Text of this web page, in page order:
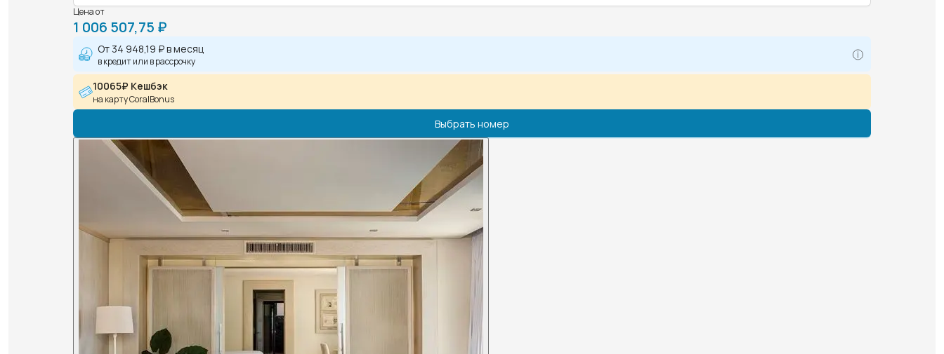
Цена от
1 006 507,75 ₽
От 34 948,19 ₽в месяц
в кредит или в рассрочку
10065₽ Кешбэк
на карту CoralBonus
Выбрать номер